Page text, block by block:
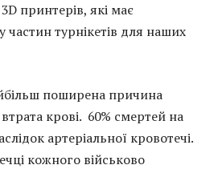
принтерів, які має
частин турнікетів для наших
поширена причина
крові. 60% смертей на
артеріальної кровотечі.
кожного військово